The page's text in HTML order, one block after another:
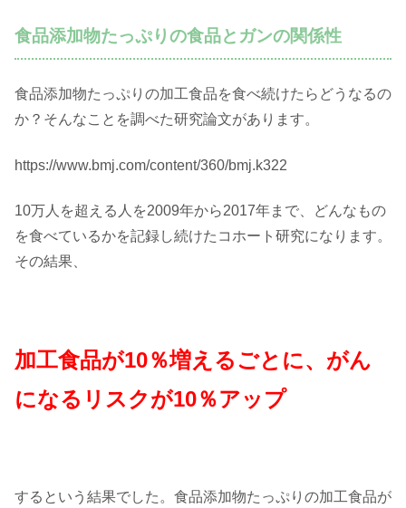
食品添加物たっぷりの食品とガンの関係性
食品添加物たっぷりの加工食品を食べ続けたらどうなるの
か？そんなことを調べた研究論文があります。
https://www.bmj.com/content/360/bmj.k322
10万人を超える人を2009年から2017年まで、どんなもの
を食べているかを記録し続けたコホート研究になります。
その結果、
加工食品が10％増えるごとに、がん
になるリスクが10％アップ
するという結果でした。食品添加物たっぷりの加工食品が